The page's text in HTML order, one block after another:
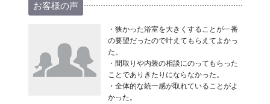
お客様の声
・狭かった浴室を大きくすることが一番
の要望だったので叶えてもらえてよかっ
た。
・間取りや内装の相談にのってもらった
ことでありきたりにならなかった。
・全体的な統一感が取れていることがよ
かった。